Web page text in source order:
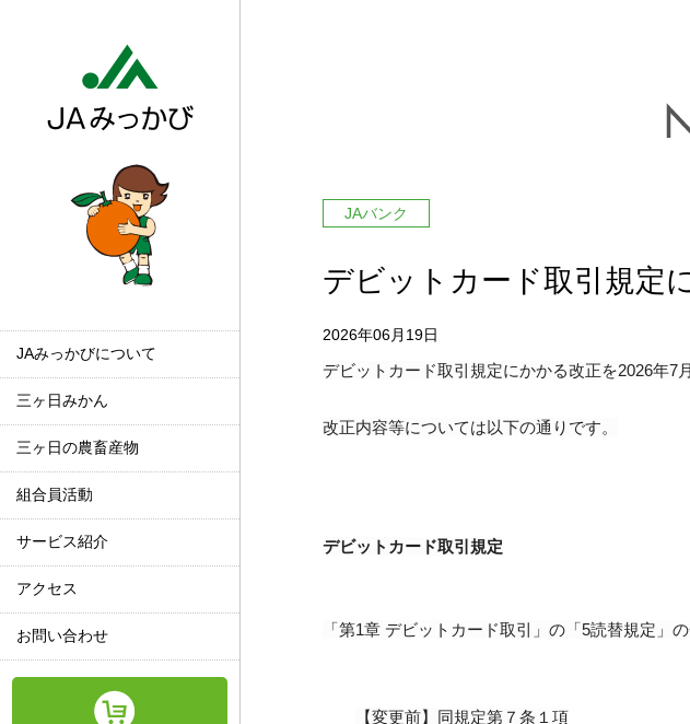
JAみっかびについて
三ヶ日みかん
三ヶ日の農畜産物
組合員活動
サービス紹介
アクセス
お問い合わせ
JAバンク
デビットカード取引規
2026年06月19日
デビットカード取引規定にかかる改正を2026年7
改正内容等については以下の通りです。
デビットカード取引規定
「第1章 デビットカード取引」の「5読替規定」の
【変更前】同規定第７条１項